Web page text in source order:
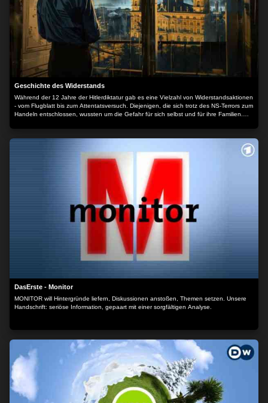
Geschichte des Widerstands
Während der 12 Jahre der Hitlerdiktatur gab es eine Vielzahl von Widerstandsaktionen
- vom Flugblatt bis zum Attentatsversuch. Diejenigen, die sich trotz des NS-Terrors zum
Handeln entschlossen, wussten um die Gefahr für sich selbst und für ihre Familien.
dem Leben bezahlt. Diese Dokumentation zeichnet ein umfassendes Bild des
deutschen Widerstands, der verschiedenen Gruppen und ihrer vielfältigen
Lochhamer Str. 9, 82152 Planegg/München
DasErste - Monitor
MONITOR will Hintergründe liefern, Diskussionen anstoßen, Themen setzen. Unsere
Handschrift: seriöse Information, gepaart mit einer sorgfältigen Analyse.